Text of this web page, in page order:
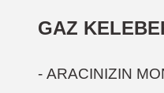
GAZ
- ARACINIZIN